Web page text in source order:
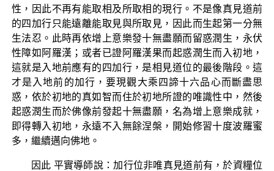
性，因此不再有能取相及所取相的現行。不是像真見道前
的四加行只能遠離能取見與所取見，因此而生起第一分無
生法忍。此時再依增上意樂發十無盡願而留惑潤生，永伏
性障如阿羅漢；或者已證阿羅漢果而起惑潤生而入初地，
這就是入地前應有的四加行，是相見道位的最後階段。這
才是入地前的加行，要現觀大乘四諦十六品心而斷盡思
惑，依於初地的真如智而住於初地所證的唯識性中，然後
起惑潤生而於佛像前發起十無盡願，名為增上意樂成就，
即得轉入初地，永遠不入無餘涅槃，開始修習十度波羅蜜
多，繼續邁向佛地。
因此 平實導師說：加行位非唯真見道前有，於資糧位